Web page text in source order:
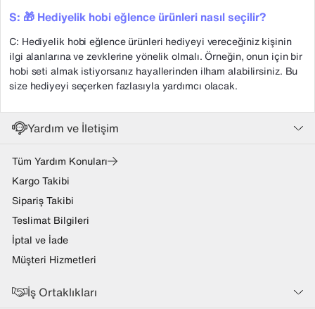
S: 🎁 Hediyelik hobi eğlence ürünleri nasıl seçilir?
C: Hediyelik hobi eğlence ürünleri hediyeyi vereceğiniz kişinin
ilgi alanlarına ve zevklerine yönelik olmalı. Örneğin, onun için bir
hobi seti almak istiyorsanız hayallerinden ilham alabilirsiniz. Bu
size hediyeyi seçerken fazlasıyla yardımcı olacak.
Yardım ve İletişim
Tüm Yardım Konuları
Kargo Takibi
Sipariş Takibi
Teslimat Bilgileri
İptal ve İade
Müşteri Hizmetleri
İş Ortaklıkları